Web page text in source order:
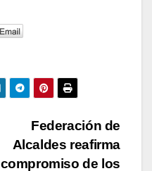
Federación de
Alcaldes reafirma
compromiso de los